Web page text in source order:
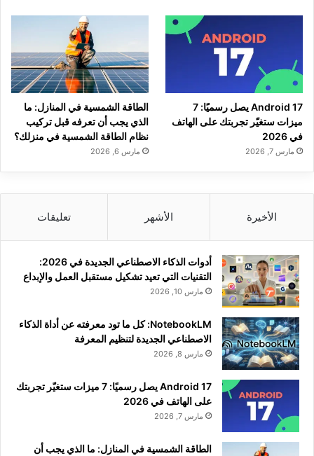
Android 17 يصل رسميًا: 7
ميزات ستغيّر تجربتك على الهاتف
في 2026
مارس 7, 2026
الطاقة الشمسية في المنازل: ما
الذي يجب أن تعرفه قبل تركيب
نظام الطاقة الشمسية في منزلك؟
مارس 6, 2026
الأخيرة الأشهر تعليقات
أدوات الذكاء الاصطناعي الجديدة في 2026:
التقنيات التي تعيد تشكيل مستقبل العمل والإبداع
مارس 10, 2026
NotebookLM: كل ما تود معرفته عن أداة الذكاء
الاصطناعي الجديدة لتنظيم المعرفة
مارس 8, 2026
Android 17 يصل رسميًا: 7 ميزات ستغيّر تجربتك
على الهاتف في 2026
مارس 7, 2026
الطاقة الشمسية في المنازل: ما الذي يجب أن